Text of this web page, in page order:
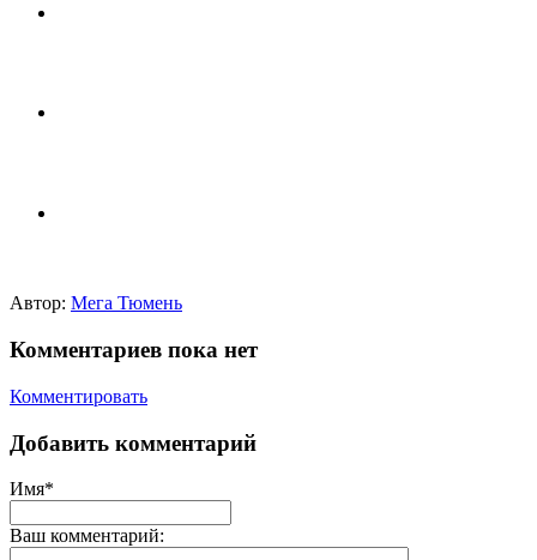
Автор: Мега Тюмень
Комментариев пока нет
Комментировать
Добавить комментарий
Имя*
Ваш комментарий: